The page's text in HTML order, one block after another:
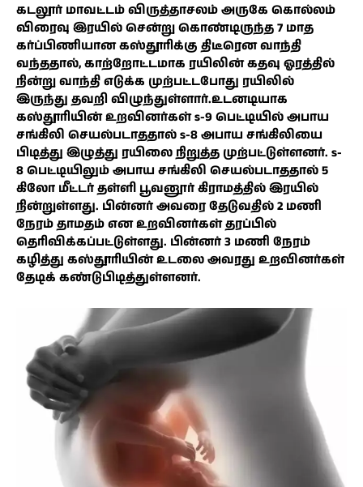
கடலூர் மாவட்டம் விருத்தாசலம் அருகே கொல்லம்
விரைவு இரயில் சென்று கொண்டிருந்த 7 மாத
கர்ப்பிணியான கஸ்தூரிக்கு திடீரென வாந்தி
வந்ததால், காற்றோட்டமாக ரயிலின் கதவு ஓரத்தில்
நின்று வாந்தி எடுக்க முற்பட்டபோது ரயிலில்
இருந்து தவறி விழுந்துள்ளார்.உடனடியாக
கஸ்தூரியின் உறவினர்கள் s-9 பெட்டியில் அபாய
சங்கிலி செயல்படாததால் s-8 அபாய சங்கிலியை
பிடித்து இழுத்து ரயிலை நிறுத்த முற்பட்டுள்ளனர். s-
8 பெட்டியிலும் அபாய சங்கிலி செயல்படாததால் 5
கிலோ மீட்டர் தள்ளி பூவனூர் கிராமத்தில் இரயில்
நின்றுள்ளது. பின்னர் அவரை தேடுவதில் 2 மணி
நேரம் தாமதம் என உறவினர்கள் தரப்பில்
தெரிவிக்கப்பட்டுள்ளது. பின்னர் 3 மணி நேரம்
கழித்து கஸ்தூரியின் உடலை அவரது உறவினர்கள்
தேடிக் கண்டுபிடித்துள்ளனர்.